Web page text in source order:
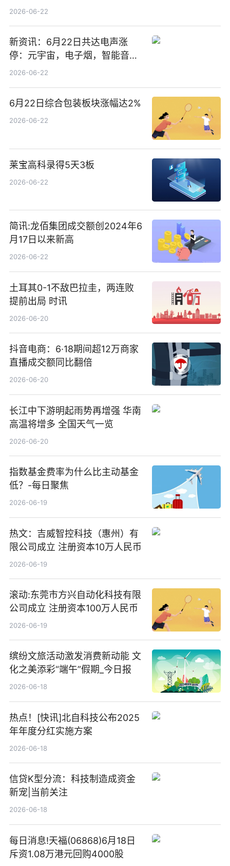
2026-06-22
新资讯：6月22日共达电声涨
停：元宇宙，电子烟，智能音箱
概念热股
2026-06-22
6月22日综合包装板块涨幅达2%
2026-06-22
莱宝高科录得5天3板
2026-06-22
简讯:龙佰集团成交额创2024年6
月17日以来新高
2026-06-22
土耳其0-1不敌巴拉圭，两连败
提前出局 时讯
2026-06-20
抖音电商：6·18期间超12万商家
直播成交额同比翻倍
2026-06-20
长江中下游明起雨势再增强 华南
高温将增多 全国天气一览
2026-06-20
指数基金费率为什么比主动基金
低？-每日聚焦
2026-06-19
热文：吉威智控科技（惠州）有
限公司成立 注册资本10万人民币
2026-06-19
滚动:东莞市方兴自动化科技有限
公司成立 注册资本100万人民币
2026-06-19
缤纷文旅活动激发消费新动能 文
化之美添彩“端午”假期_今日报
2026-06-18
热点！[快讯]北自科技公布2025
年年度分红实施方案
2026-06-18
信贷K型分流：科技制造成资金
新宠|当前关注
2026-06-18
每日消息!天福(06868)6月18日
斥资1.08万港元回购4000股